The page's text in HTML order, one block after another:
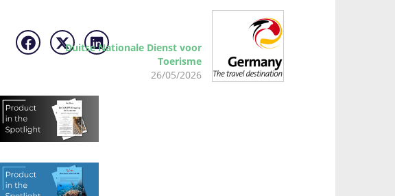
Duitse Nationale Dienst voor
Toerisme
26/05/2026